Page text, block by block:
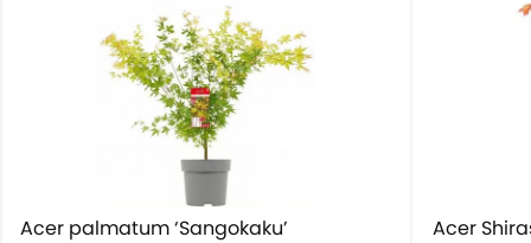
Acer palmatum ‘Sangokaku’ Acer